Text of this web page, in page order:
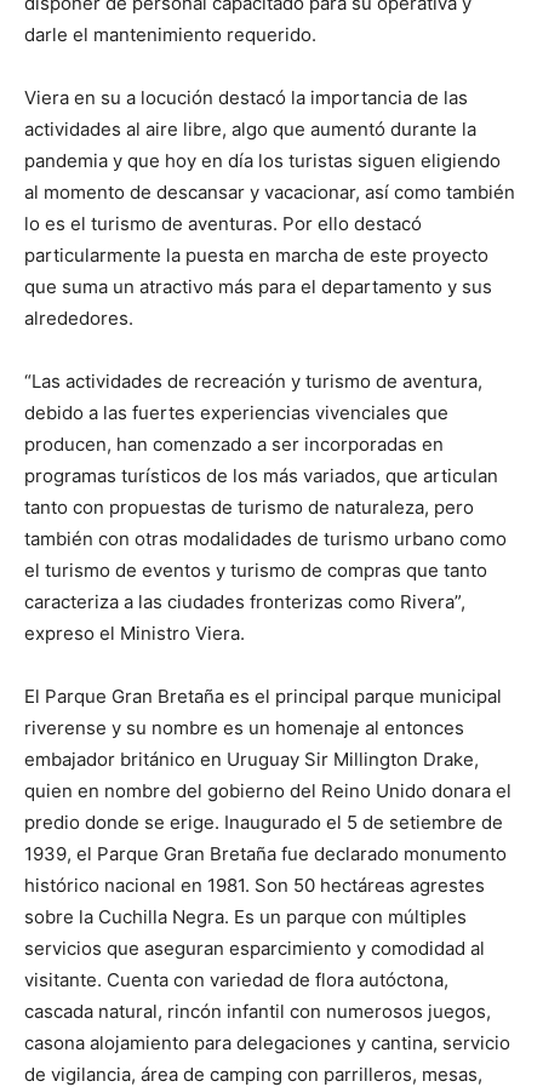
darle el mantenimiento requerido.
Viera en su a locución destacó la importancia de las
actividades al aire libre, algo que aumentó durante la
pandemia y que hoy en día los turistas siguen eligiendo
al momento de descansar y vacacionar, así como también
lo es el turismo de aventuras. Por ello destacó
particularmente la puesta en marcha de este proyecto
que suma un atractivo más para el departamento y sus
alrededores.
“Las actividades de recreación y turismo de aventura,
debido a las fuertes experiencias vivenciales que
producen, han comenzado a ser incorporadas en
programas turísticos de los más variados, que articulan
tanto con propuestas de turismo de naturaleza, pero
también con otras modalidades de turismo urbano como
el turismo de eventos y turismo de compras que tanto
caracteriza a las ciudades fronterizas como Rivera”,
expreso el Ministro Viera.
El Parque Gran Bretaña es el principal parque municipal
riverense y su nombre es un homenaje al entonces
embajador británico en Uruguay Sir Millington Drake,
quien en nombre del gobierno del Reino Unido donara el
predio donde se erige. Inaugurado el 5 de setiembre de
1939, el Parque Gran Bretaña fue declarado monumento
histórico nacional en 1981. Son 50 hectáreas agrestes
sobre la Cuchilla Negra. Es un parque con múltiples
servicios que aseguran esparcimiento y comodidad al
visitante. Cuenta con variedad de flora autóctona,
cascada natural, rincón infantil con numerosos juegos,
casona alojamiento para delegaciones y cantina, servicio
de vigilancia, área de camping con parrilleros, mesas,